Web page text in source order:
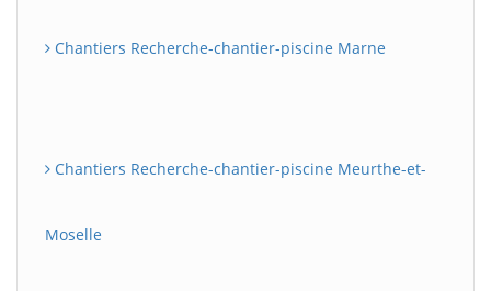
Chantiers Recherche-chantier-piscine Marne
Chantiers Recherche-chantier-piscine Meurthe-et-
Moselle